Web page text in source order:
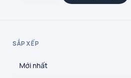
SẮP XẾP
Mới nhất